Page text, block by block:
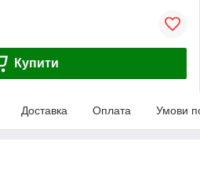
Купити
Доставка Оплата Умови